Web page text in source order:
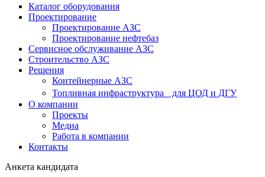
Каталог оборудования
Проектирование
Проектирование АЗС
Проектирование нефтебаз
Cервисное обслуживание АЗС
Строительство АЗС
Решения
Контейнерные АЗС
Топливная инфраструктура для ЦОД и ДГУ
О компании
Проекты
Медиа
Работа в компании
Контакты
Анкета кандидата